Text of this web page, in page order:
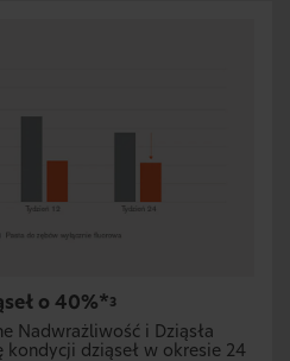
o 40%* 3
Nadwrażliwość i Dziąsła
kondycji dziąseł w okresie 24